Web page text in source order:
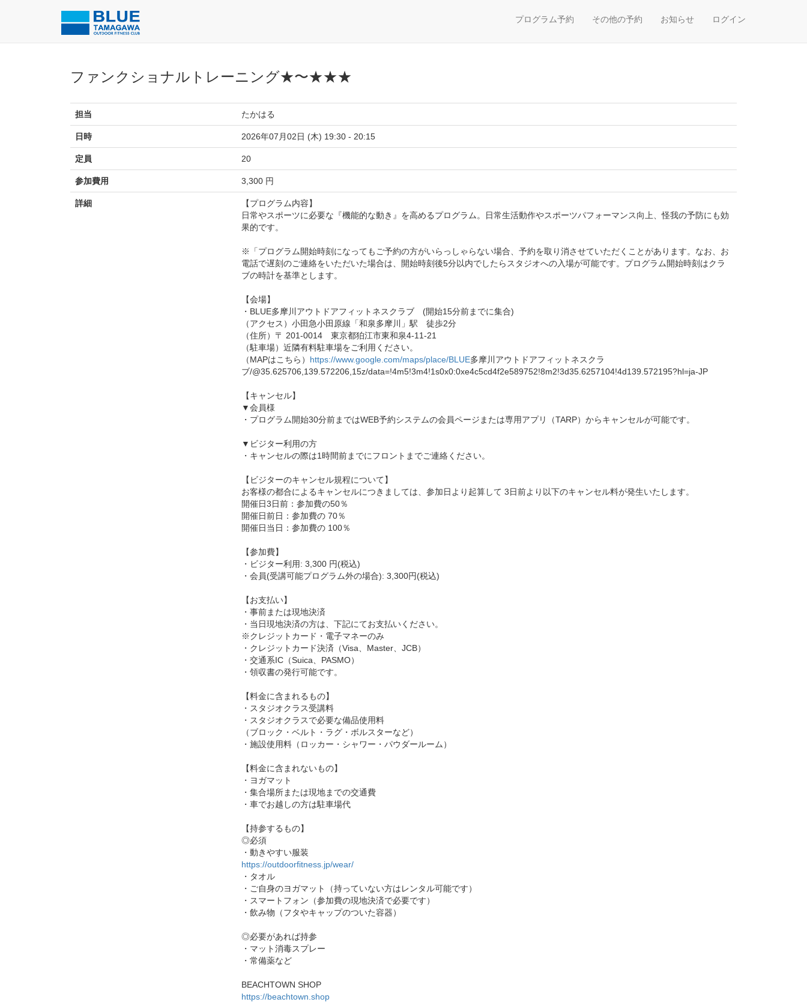
プログラム予約 その他の予約 お知らせ ログイン
ファンクショナルトレーニング★〜★★★
担当 たかはる
日時 2026年07月02日 (木) 19:30 - 20:15
定員 20
参加費用 3,300 円
詳細
【プログラム内容】
日常やスポーツに必要な『機能的な動き』を高めるプログラム。日常生活動作やスポーツパフォーマンス向上、怪我の予防にも効
果的です。
※「プログラム開始時刻になってもご予約の方がいらっしゃらない場合、予約を取り消させていただくことがあります。なお、お
電話で遅刻のご連絡をいただいた場合は、開始時刻後5分以内でしたらスタジオへの入場が可能です。プログラム開始時刻はクラ
ブの時計を基準とします。
【会場】
・BLUE多摩川アウトドアフィットネスクラブ (開始15分前までに集合)
（アクセス）小田急小田原線「和泉多摩川」駅 徒歩2分
（住所）〒 201-0014 東京都狛江市東和泉4-11-21
（駐車場）近隣有料駐車場をご利用ください。
（MAPはこちら） https://www.google.com/maps/place/BLUE多摩川アウトドアフィットネスクラ
ブ/@35.625706,139.572206,15z/data=!4m5!3m4!1s0x0:0xe4c5cd4f2e589752!8m2!3d35.6257104!4d139.572195?hl=ja-JP
【キャンセル】
▼会員様
・プログラム開始30分前まではWEB予約システムの会員ページまたは専用アプリ（TARP）からキャンセルが可能です。
▼ビジター利用の方
・キャンセルの際は1時間前までにフロントまでご連絡ください。
【ビジターのキャンセル規程について】
お客様の都合によるキャンセルにつきましては、参加日より起算して 3日前より以下のキャンセル料が発生いたします。
開催日3日前：参加費の50％
開催日前日：参加費の 70％
開催日当日：参加費の 100％
【参加費】
・ビジター利用: 3,300 円(税込)
・会員(受講可能プログラム外の場合): 3,300円(税込)
【お支払い】
・事前または現地決済
・当日現地決済の方は、下記にてお支払いください。
※クレジットカード・電子マネーのみ
・クレジットカード決済（Visa、Master、JCB）
・交通系IC（Suica、PASMO）
・領収書の発行可能です。
【料金に含まれるもの】
・スタジオクラス受講料
・スタジオクラスで必要な備品使用料
（ブロック・ベルト・ラグ・ボルスターなど）
・施設使用料（ロッカー・シャワー・パウダールーム）
【料金に含まれないもの】
・ヨガマット
・集合場所または現地までの交通費
・車でお越しの方は駐車場代
【持参するもの】
◎必須
・動きやすい服装
https://outdoorfitness.jp/wear/
・タオル
・ご自身のヨガマット（持っていない方はレンタル可能です）
・スマートフォン（参加費の現地決済で必要です）
・飲み物（フタやキャップのついた容器）
◎必要があれば持参
・マット消毒スプレー
・常備薬など
BEACHTOWN SHOP
https://beachtown.shop